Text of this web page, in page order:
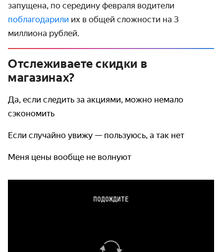
запущена, по середину февраля водители
поблагодарили их в общей сложности на 3
миллиона рублей.
Отслеживаете скидки в
магазинах?
Да, если следить за акциями, можно немало
сэкономить
Если случайно увижу — пользуюсь, а так нет
Меня цены вообще не волнуют
ПОДОЖДИТЕ